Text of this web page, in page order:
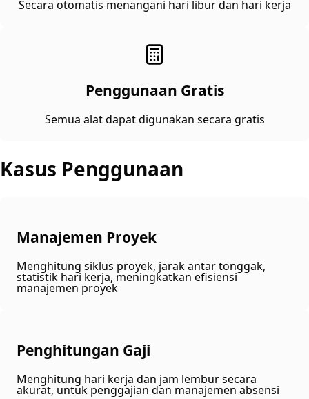
Secara otomatis menangani hari libur dan hari kerja
Penggunaan Gratis
Semua alat dapat digunakan secara gratis
Kasus Penggunaan
Manajemen Proyek
Menghitung siklus proyek, jarak antar tonggak,
statistik hari kerja, meningkatkan efisiensi
manajemen proyek
Penghitungan Gaji
Menghitung hari kerja dan jam lembur secara
akurat, untuk penggajian dan manajemen absensi